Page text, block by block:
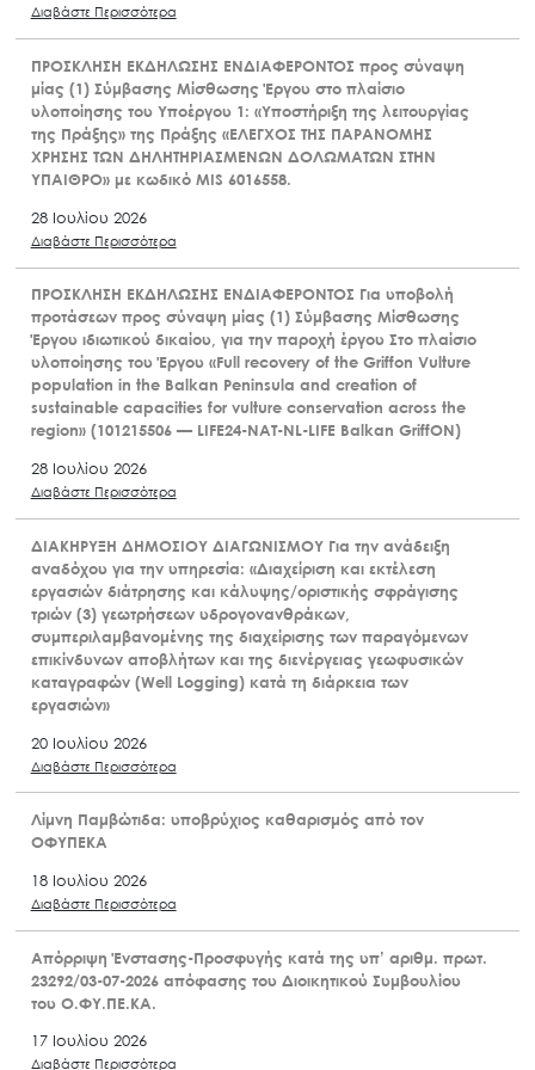
Διαβάστε Περισσότερα
ΠΡΟΣΚΛΗΣΗ ΕΚΔΗΛΩΣΗΣ ΕΝΔΙΑΦΕΡΟΝΤΟΣ προς σύναψη
μίας (1) Σύμβασης Μίσθωσης Έργου στο πλαίσιο
υλοποίησης του Υποέργου 1: «Υποστήριξη της λειτουργίας
της Πράξης» της Πράξης «ΕΛΕΓΧΟΣ ΤΗΣ ΠΑΡΑΝΟΜΗΣ
ΧΡΗΣΗΣ ΤΩΝ ΔΗΛΗΤΗΡΙΑΣΜΕΝΩΝ ΔΟΛΩΜΑΤΩΝ ΣΤΗΝ
ΥΠΑΙΘΡΟ» με κωδικό MIS 6016558.
28 Ιουλίου 2026
Διαβάστε Περισσότερα
ΠΡΟΣΚΛΗΣΗ ΕΚΔΗΛΩΣΗΣ ΕΝΔΙΑΦΕΡΟΝΤΟΣ Για υποβολή
προτάσεων προς σύναψη μίας (1) Σύμβασης Μίσθωσης
Έργου ιδιωτικού δικαίου, για την παροχή έργου Στο πλαίσιο
υλοποίησης του Έργου «Full recovery of the Griffon Vulture
population in the Balkan Peninsula and creation of
sustainable capacities for vulture conservation across the
region» (101215506 — LIFE24-NAT-NL-LIFE Balkan GriffON)
28 Ιουλίου 2026
Διαβάστε Περισσότερα
ΔΙΑΚΗΡΥΞΗ ΔΗΜΟΣΙΟΥ ΔΙΑΓΩΝΙΣΜΟΥ Για την ανάδειξη
αναδόχου για την υπηρεσία: «Διαχείριση και εκτέλεση
εργασιών διάτρησης και κάλυψης/οριστικής σφράγισης
τριών (3) γεωτρήσεων υδρογονανθράκων,
συμπεριλαμβανομένης της διαχείρισης των παραγόμενων
επικίνδυνων αποβλήτων και της διενέργειας γεωφυσικών
καταγραφών (Well Logging) κατά τη διάρκεια των
εργασιών»
20 Ιουλίου 2026
Διαβάστε Περισσότερα
Λίμνη Παμβώτιδα: υποβρύχιος καθαρισμός από τον
ΟΦΥΠΕΚΑ
18 Ιουλίου 2026
Διαβάστε Περισσότερα
Απόρριψη Ένστασης-Προσφυγής κατά της υπ’ αριθμ. πρωτ.
23292/03-07-2026 απόφασης του Διοικητικού Συμβουλίου
του Ο.ΦΥ.ΠΕ.ΚΑ.
17 Ιουλίου 2026
Διαβάστε Περισσότερα